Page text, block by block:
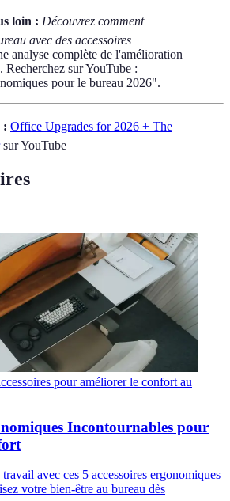
loin : Découvrez comment
avec des accessoires
analyse complète de l'amélioration
Recherchez sur YouTube :
pour le bureau 2026".
: Office Upgrades for 2026 + The
sur YouTube
pour améliorer le confort au
Incontournables pour
avec ces 5 accessoires ergonomiques
votre bien-être au bureau dès